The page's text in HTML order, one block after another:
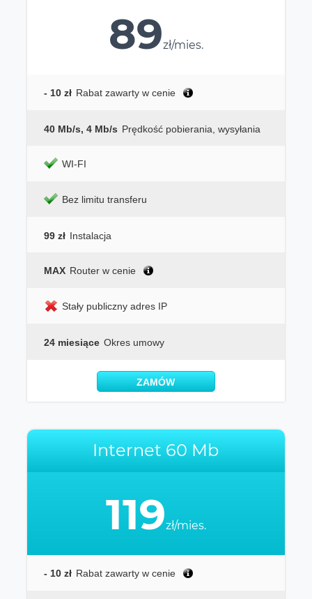
89zł/mies.
- 10 zł Rabat zawarty w cenie
40 Mb/s, 4 Mb/s Prędkość pobierania, wysyłania
WI-FI
Bez limitu transferu
99 zł Instalacja
MAX Router w cenie
Stały publiczny adres IP
24 miesiące Okres umowy
ZAMÓW
Internet 60 Mb
119zł/mies.
- 10 zł Rabat zawarty w cenie